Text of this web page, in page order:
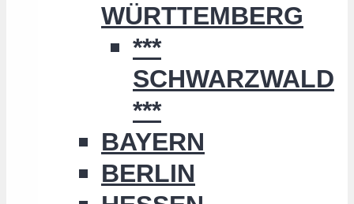
WÜRTTEMBERG
***
SCHWARZWALD
***
BAYERN
BERLIN